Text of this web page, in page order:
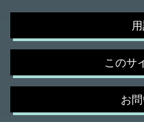
このサ
お